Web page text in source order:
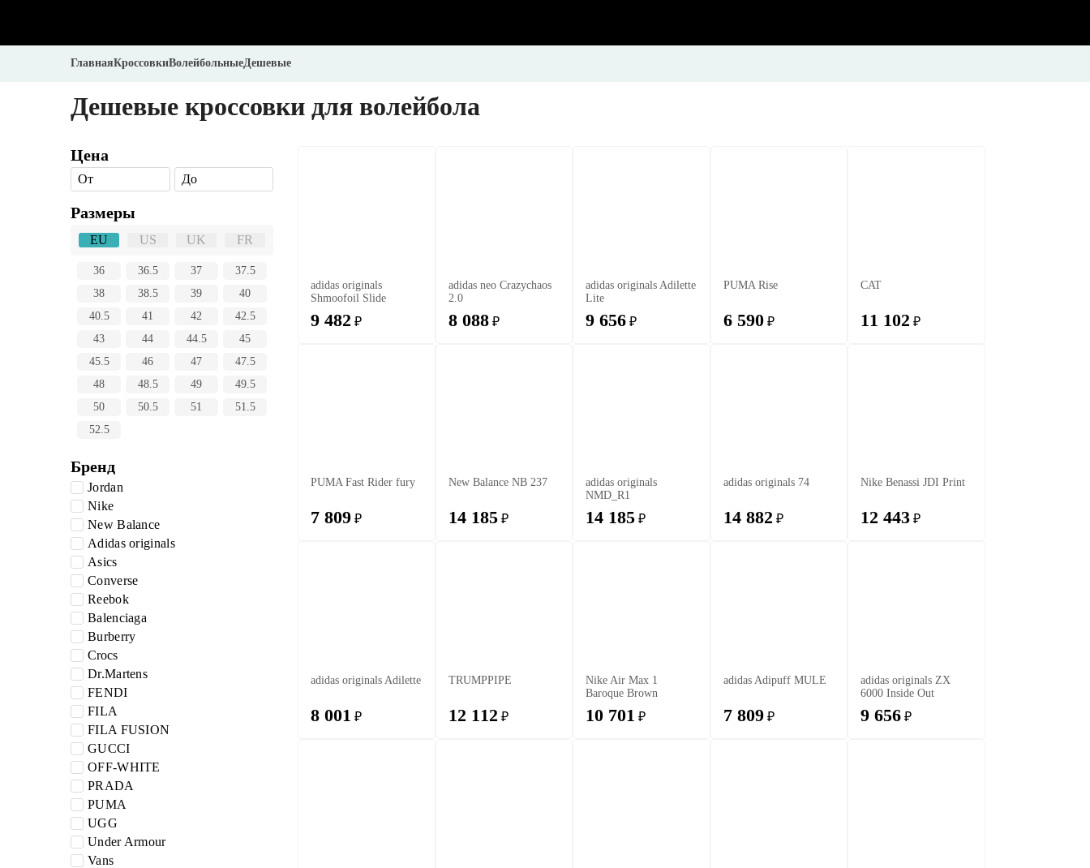
ГлавнаяКроссовкиВолейбольныеДешевые
Дешевые кроссовки для волейбола
Цена
От До
Размеры
EU US UK FR
36 36.5 37
37.5
38
38.5 39
40
40.5
41 42
42.5
43
44 44.5
45
45.5
46 47
47.5
48
48.5 49
49.5
50
50.5 51
51.5
52.5
Бренд
Jordan
Nike
New Balance
Adidas originals
Asics
Converse
Reebok
Balenciaga
Burberry
Crocs
Dr.Martens
FENDI
FILA
FILA FUSION
GUCCI
OFF-WHITE
PRADA
PUMA
UGG
Under Armour
Vans
adidas originals
Shmoofoil Slide
9 482 ₽
adidas neo Crazychaos
2.0
8 088₽
adidas originals Adilette
Lite
9 656 ₽
PUMA Rise
6 590₽
CAT
11 102 ₽
PUMA Fast Rider fury
7 809 ₽
New Balance NB 237
14 185₽
adidas originals
NMD_R1
14 185 ₽
adidas originals 74
14 882 ₽
Nike Benassi JDI Print
12 443 ₽
adidas originals Adilette
8 001 ₽
TRUMPPIPE
12 112 ₽
Nike Air Max 1
Baroque Brown
10 701 ₽
adidas Adipuff MULE
7 809₽
adidas originals ZX
6000 Inside Out
9 656 ₽